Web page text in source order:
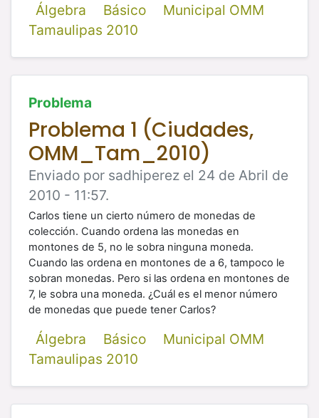
Álgebra
Básico
Municipal OMM
Tamaulipas 2010
Problema
Problema 1 (Ciudades,
OMM_Tam_2010)
Enviado por sadhiperez el 24 de Abril de
2010 - 11:57.
Carlos tiene un cierto número de monedas de
colección. Cuando ordena las monedas en
montones de 5, no le sobra ninguna moneda.
Cuando las ordena en montones de a 6, tampoco le
sobran monedas. Pero si las ordena en montones de
7, le sobra una moneda. ¿Cuál es el menor número
de monedas que puede tener Carlos?
Álgebra Básico
Municipal OMM
Tamaulipas 2010